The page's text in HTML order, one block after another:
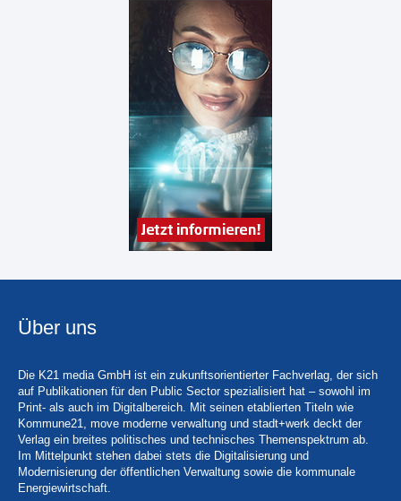
Über uns
Die K21 media GmbH ist ein zukunftsorientierter Fachverlag, der sich
auf Publikationen für den Public Sector spezialisiert hat – sowohl im
Print- als auch im Digitalbereich. Mit seinen etablierten Titeln wie
Kommune21, move moderne verwaltung und stadt+werk deckt der
Verlag ein breites politisches und technisches Themenspektrum ab.
Im Mittelpunkt stehen dabei stets die Digitalisierung und
Modernisierung der öffentlichen Verwaltung sowie die kommunale
Energiewirtschaft.